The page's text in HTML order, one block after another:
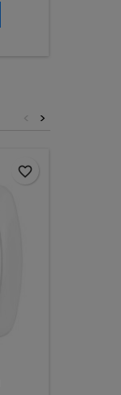
>
<
favorite_border